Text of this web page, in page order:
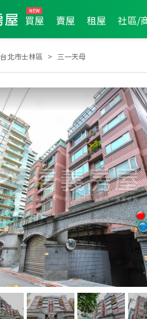
買屋 賣屋 租屋 社區/
台北市士林區 三一天母
2005年第3季度服務品質獎 2025年11月